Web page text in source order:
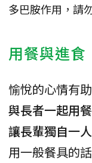
多巴胺作用，請
用餐與進食
愉悅的心情有
與長者一起用
讓長輩獨自一
用一般餐具的